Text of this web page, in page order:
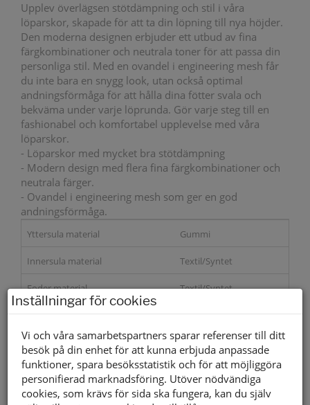
Upplev överlägsen stötdämpning och stil i våra
löparskor, skapade för att ta din löpning till nya höjder.
Den moderna designen erbjuder ett utbud av fina
färgkombinationer och neutrala toner för att passa din
personliga stil. Med en ovandel i engineering mesh får
du inte bara en snygg look, utan också optimal
andningsförmåga för att hålla dina fötter svala och
bekväma under varje löprunda. Gör varje steg till en
fashionabel och komfortabel upplevelse med våra
löparskor.
- Löparskor med mycket bra stötdämpning
- Modern design med flera fina färgkombinationer och
neutrala färger.
- Ovandel i engineering mesh som ger en god
andningsförmåga.
Yttersula material Gummi
Innersula material Textil/Syntet
Foder material Textil/Syntet
Storleksguide
Inställningar för cookies
Vi och våra samarbetspartners sparar referenser till ditt
besök på din enhet för att kunna erbjuda anpassade
funktioner, spara besöksstatistik och för att möjliggöra
personifierad marknadsföring. Utöver nödvändiga
cookies, som krävs för sida ska fungera, kan du själv